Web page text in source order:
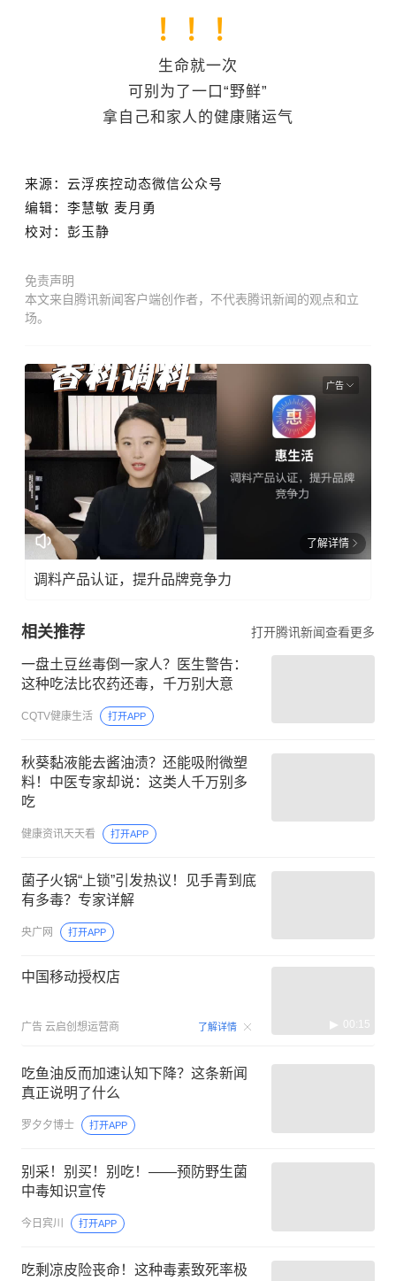
！！！
生命就一次
可别为了一口“野鲜”
拿自己和家人的健康赌运气
来源：云浮疾控动态微信公众号
编辑：李慧敏 麦月勇
校对：彭玉静
免责声明
本文来自腾讯新闻客户端创作者，不代表腾讯新闻的观点和立
场。
广告
了解详情
调料产品认证，提升品牌竞争力
相关推荐 打开腾讯新闻查看更多
一盘土豆丝毒倒一家人？医生警告：
这种吃法比农药还毒，千万别大意
CQTV健康生活 打开APP
秋葵黏液能去酱油渍？还能吸附微塑
料！中医专家却说：这类人千万别多
吃
健康资讯天天看 打开APP
菌子火锅“上锁”引发热议！见手青到底
有多毒？专家详解
央广网 打开APP
中国移动授权店
广告 云启创想运营商 了解详情 00:15
吃鱼油反而加速认知下降？这条新闻
真正说明了什么
罗夕夕博士 打开APP
别采！别买！别吃！——预防野生菌
中毒知识宣传
今日宾川 打开APP
吃剩凉皮险丧命！这种毒素致死率极